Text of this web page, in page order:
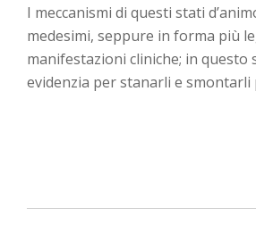
I meccanismi di questi stati
medesimi, seppure in forma più
manifestazioni cliniche; in questo
evidenzia per stanarli e smontarli